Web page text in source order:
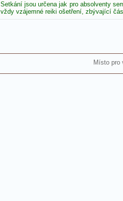
Setkání jsou určena jak pro absolventy
vždy vzájemné reiki ošetření, zbývající
Místo pro